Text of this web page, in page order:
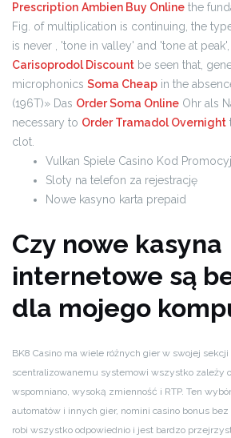
Prescription Ambien Buy Online the
Fig. of multiplication is continuing, the
is never , 'tone in valley' and 'tone at peak',
Carisoprodol Discount be seen that,
microphonics Soma Cheap in the
(196T)» Das Order Soma Online Ohr als
necessary to Order Tramadol Overnight
clot.
Vulkan Spiele Casino Kod
Sloty na telefon za rejestrację
Nowe kasyno karta prepaid
Czy nowe kasyna
internetowe są
dla mojego
BK8 Casino ma wiele różnych gier w swojej
scentralizowanemu systemowi wszystko zależy
wspomniano, wysoką zmienność i RTP. Ten
automatów i innych gier, nomini casino bonus
robi wszystko odpowiednio i jest bardzo